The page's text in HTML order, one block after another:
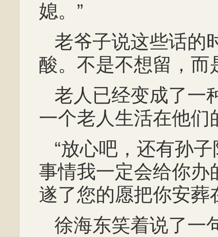
媳。”
老爷子说这些话的
酸。不是不想留，而
老人已经变成了一
一个老人生活在他们
“放心吧，还有孙
事情我一定会给你办
遂了您的愿把你安葬
徐海东笑着说了一